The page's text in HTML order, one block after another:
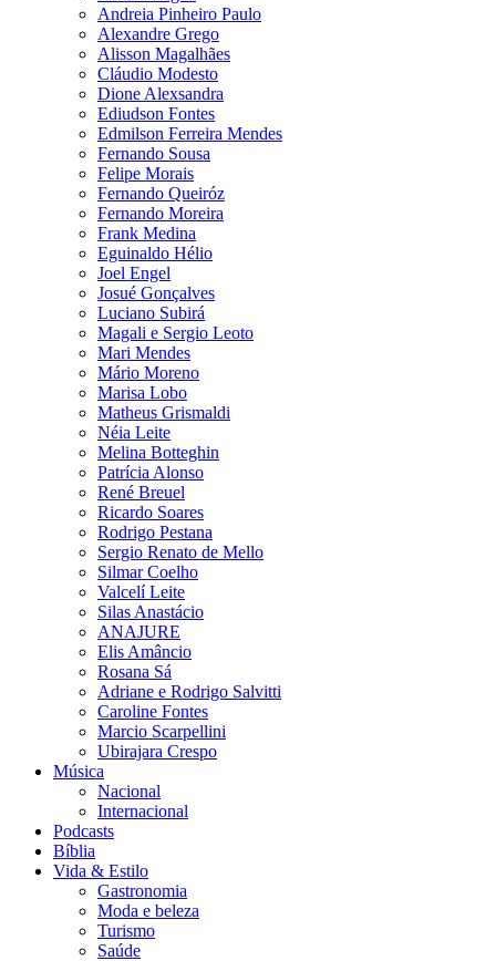
Andreia Pinheiro Paulo
Alexandre Grego
Alisson Magalhães
Cláudio Modesto
Dione Alexsandra
Ediudson Fontes
Edmilson Ferreira Mendes
Fernando Sousa
Felipe Morais
Fernando Queiróz
Fernando Moreira
Frank Medina
Eguinaldo Hélio
Joel Engel
Josué Gonçalves
Luciano Subirá
Magali e Sergio Leoto
Mari Mendes
Mário Moreno
Marisa Lobo
Matheus Grismaldi
Néia Leite
Melina Botteghin
Patrícia Alonso
René Breuel
Ricardo Soares
Rodrigo Pestana
Sergio Renato de Mello
Silmar Coelho
Valcelí Leite
Silas Anastácio
ANAJURE
Elis Amâncio
Rosana Sá
Adriane e Rodrigo Salvitti
Caroline Fontes
Marcio Scarpellini
Ubirajara Crespo
Música
Nacional
Internacional
Podcasts
Bíblia
Vida & Estilo
Gastronomia
Moda e beleza
Turismo
Saúde